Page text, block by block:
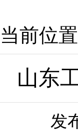
当前位置
山东
发